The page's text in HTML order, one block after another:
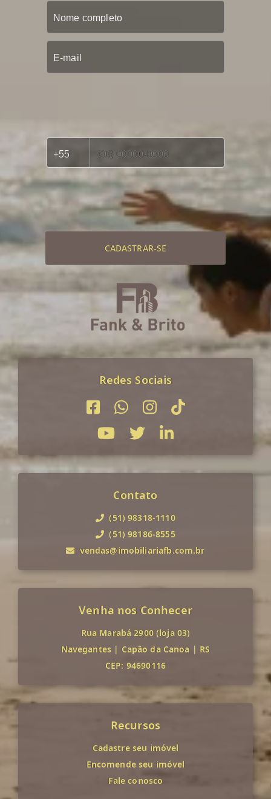
CADASTRAR-SE
Redes Sociais
Contato
(51) 98318-1110
(51) 98186-8555
vendas@imobiliariafb.com.br
Venha nos Conhecer
Rua Marabá 2900 (loja 03)
Navegantes | Capão da Canoa | RS
CEP: 94690116
Recursos
Cadastre seu imóvel
Encomende seu imóvel
Fale conosco